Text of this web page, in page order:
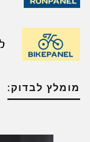
מומלץ לבדוק: